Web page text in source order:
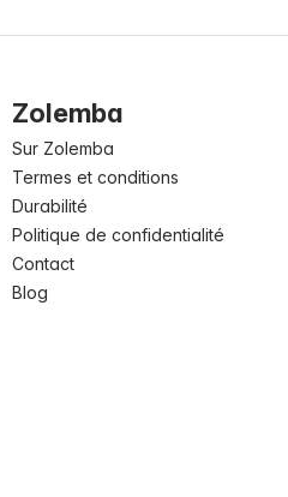
Zolemba
Sur Zolemba
Termes et conditions
Durabilité
Politique de confidentialité
Contact
Blog